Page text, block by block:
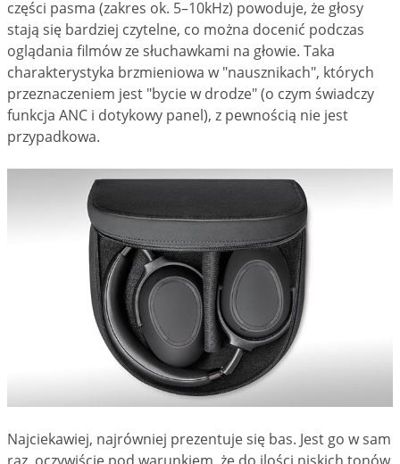
części pasma (zakres ok. 5–10kHz) powoduje, że głosy
stają się bardziej czytelne, co można docenić podczas
oglądania filmów ze słuchawkami na głowie. Taka
charakterystyka brzmieniowa w "nausznikach", których
przeznaczeniem jest "bycie w drodze" (o czym świadczy
funkcja ANC i dotykowy panel), z pewnością nie jest
przypadkowa.
Najciekawiej, najrówniej prezentuje się bas. Jest go w sam